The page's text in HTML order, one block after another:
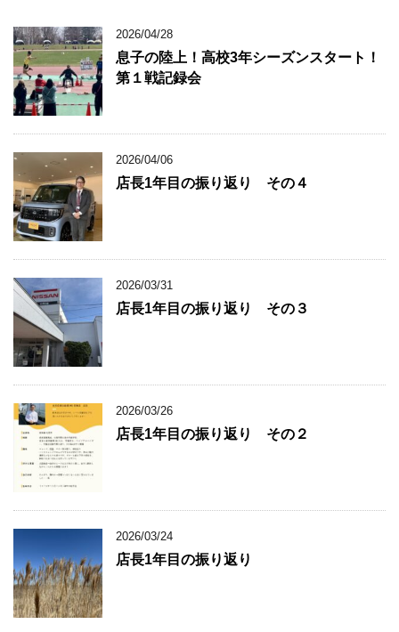
2026/04/28
息子の陸上！高校3年シーズンスタート！
第１戦記録会
2026/04/06
店長1年目の振り返り その４
2026/03/31
店長1年目の振り返り その３
2026/03/26
店長1年目の振り返り その２
2026/03/24
店長1年目の振り返り